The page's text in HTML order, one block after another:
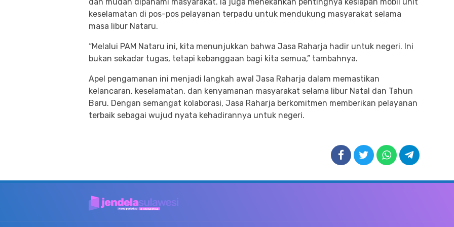
keselamatan di pos-pos pelayanan terpadu untuk mendukung masyarakat selama
masa libur Nataru.
“Melalui PAM Nataru ini, kita menunjukkan bahwa Jasa Raharja hadir untuk negeri. Ini
bukan sekadar tugas, tetapi kebanggaan bagi kita semua,” tambahnya.
Apel pengamanan ini menjadi langkah awal Jasa Raharja dalam memastikan
kelancaran, keselamatan, dan kenyamanan masyarakat selama libur Natal dan Tahun
Baru. Dengan semangat kolaborasi, Jasa Raharja berkomitmen memberikan pelayanan
terbaik sebagai wujud nyata kehadirannya untuk negeri.